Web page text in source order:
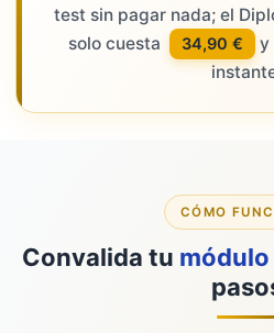
test sin pagar nada; el
solo cuesta
34,90 €
y
CÓMO
Convalida tu módulo